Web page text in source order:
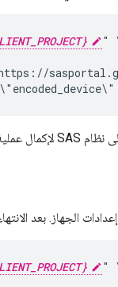
"
إعدادات الجهاز. بعد
"